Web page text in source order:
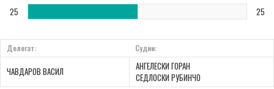
25 25
Делегат: Судии:
ЧАВДАРОВ ВАСИЛ
АНГЕЛЕСКИ ГОРАН
СЕДЛОСКИ РУБИНЧО